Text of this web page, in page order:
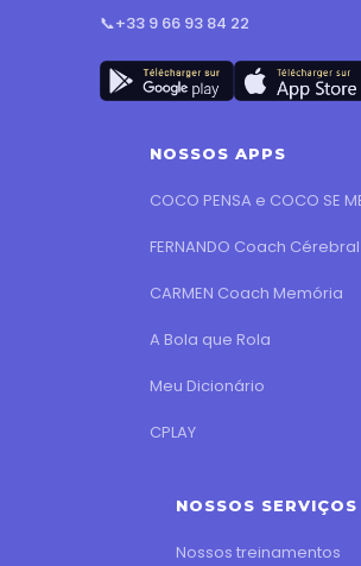
📞+33 9 66 93 84 22
NOSSOS APPS
COCO PENSA e COCO SE
FERNANDO Coach Cérebral
CARMEN Coach Memória
A Bola que Rola
Meu Dicionário
CPLAY
NOSSOS SERVIÇOS
Nossos treinamentos